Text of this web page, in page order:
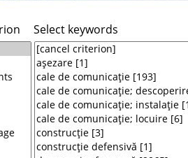
Select keywords